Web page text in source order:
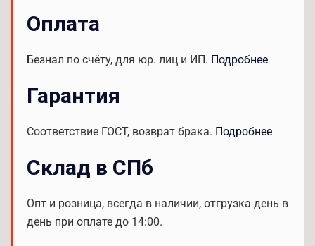
Оплата
Безнал по счёту, для юр. лиц и ИП. Подробнее
Гарантия
Соответствие ГОСТ, возврат брака. Подробнее
Склад в СПб
Опт и розница, всегда в наличии, отгрузка день в
день при оплате до 14:00.